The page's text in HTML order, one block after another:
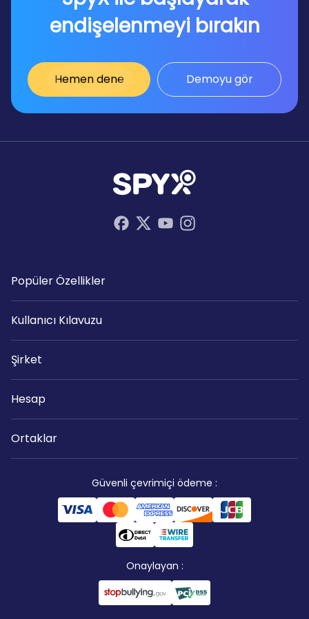
endişelenmeyi bırakın
Hemen dene Demoyu gör
Popüler Özellikler
Kullanıcı Kılavuzu
Şirket
Hesap
Ortaklar
Güvenli çevrimiçi ödeme :
Onaylayan :